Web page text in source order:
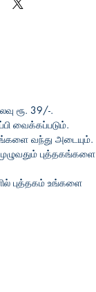
ரூ. 39/-.
வைக்கப்படும்.
வந்து அடையும்.
புத்தகங்களை
புத்தகம் உங்களை